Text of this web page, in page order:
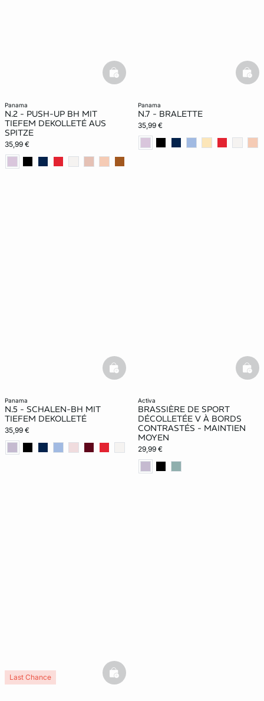
panama
N.2 - PUSH-UP BH MIT
TIEFEM DEKOLLETÉ AUS
SPITZE
35,99 €
basketfull
panama
N.7 - BRALETTE
35,99 €
panama
N.5 - SCHALEN-BH MIT
TIEFEM DEKOLLETÉ
35,99 €
basketfull
activa
BRASSIÈRE DE SPORT
DÉCOLLETÉE V À BORDS
CONTRASTÉS - MAINTIEN
MOYEN
29,99 €
Last Chance basketfull